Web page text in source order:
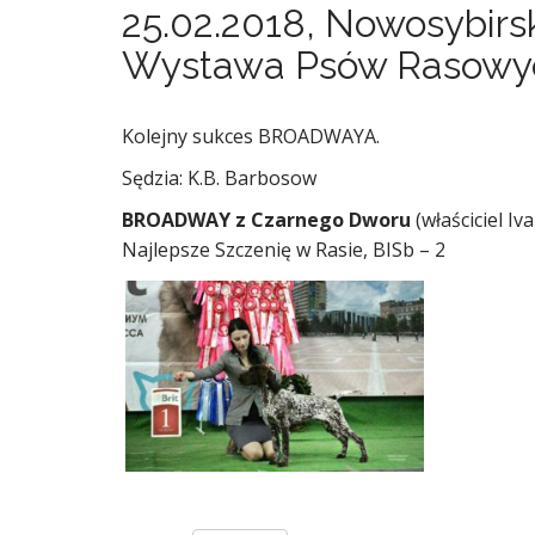
25.02.2018,
Wystawa Psów
Kolejny sukces BROADWAYA.
Sędzia: K.B. Barbosow
BROADWAY z Czarnego Dworu (właściciel
Najlepsze Szczenię w Rasie, BISb – 2